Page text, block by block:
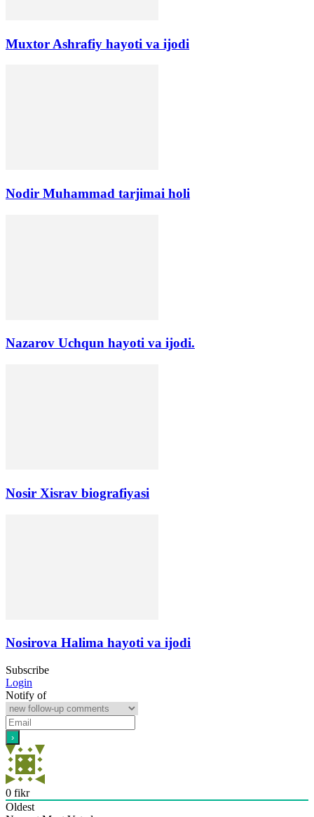
Muxtor Ashrafiy hayoti va ijodi
Nodir Muhammad tarjimai holi
Nazarov Uchqun hayoti va ijodi.
Nosir Xisrav biografiyasi
Nosirova Halima hayoti va ijodi
Subscribe
Login
Notify of
0 fikr
Oldest